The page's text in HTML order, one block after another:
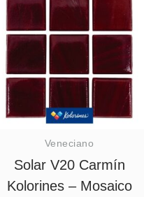
Veneciano
Solar V20 Carmín
Kolorines – Mosaico